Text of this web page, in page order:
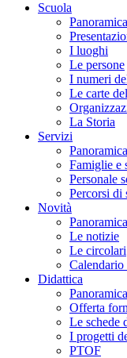
Scuola
Panoramica
I luoghi
Le persone
I numeri
Le carte
La Storia
Servizi
Panoramica
Famiglie e
Personale
Percorsi di
Novità
Panoramica
Le notizie
Le circolari
Calendario
Didattica
Panoramica
Offerta
Le schede
I progetti
PTOF